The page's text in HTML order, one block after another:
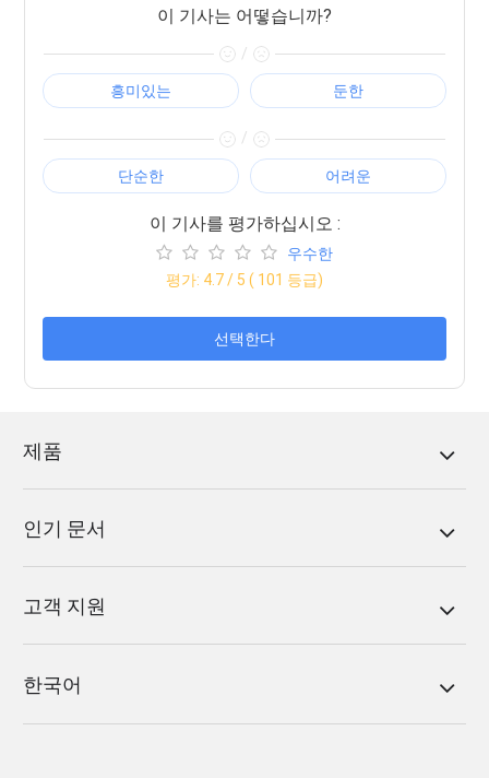
이 기사는 어떻습니까?
/
흥미있는 둔한
/
단순한 어려운
이 기사를 평가하십시오 :
우수한
평가: 4.7/ 5 ( 101 등급)
선택한다
제품
인기 문서
고객 지원
한국어